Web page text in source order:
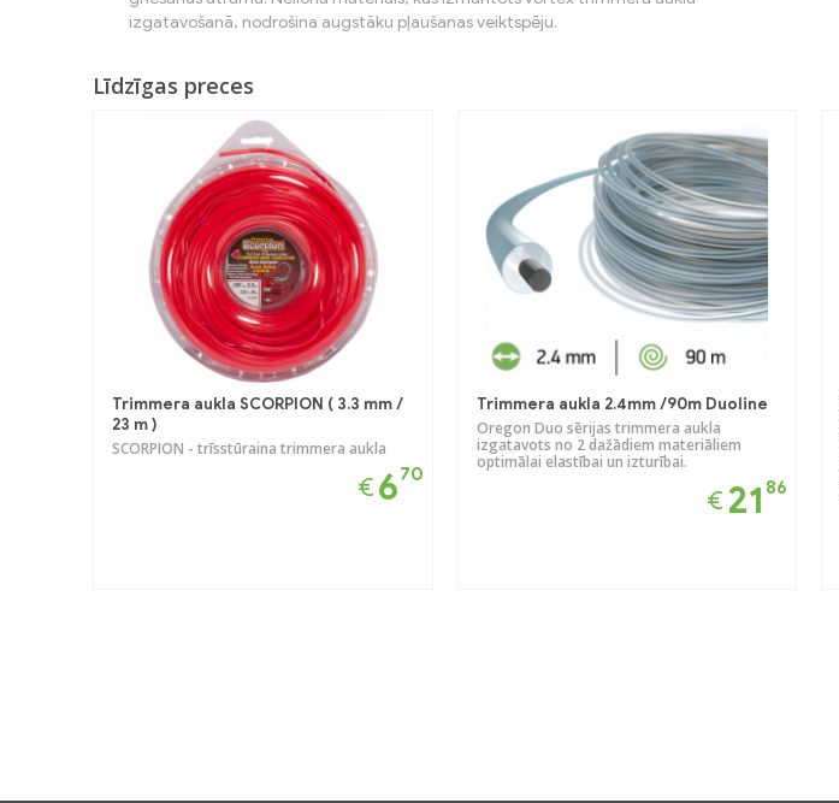
izgatavošanā, nodrošina augstāku pļaušanas veiktspēju.
Līdzīgas preces
Trimmera aukla SCORPION ( 3.3 mm /
23 m )
SCORPION - trīsstūraina trimmera aukla
€670
Trimmera aukla 2.4mm /90m Duoline
Oregon Duo sērijas trimmera aukla
izgatavots no 2 dažādiem materiāliem
optimālai elastībai un izturībai.
€21 86